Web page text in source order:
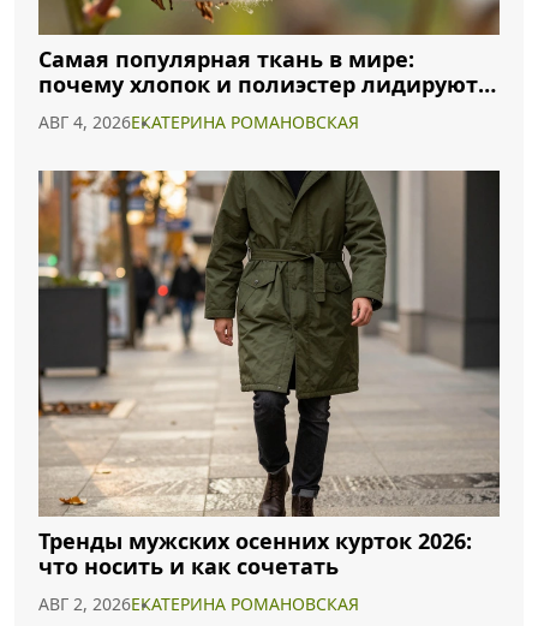
Самая популярная ткань в мире:
почему хлопок и полиэстер лидируют в
АВГ 4, 2026ЕКАТЕРИНА РОМАНОВСКАЯ
Тренды мужских осенних курток 2026:
что носить и как сочетать
АВГ 2, 2026ЕКАТЕРИНА РОМАНОВСКАЯ